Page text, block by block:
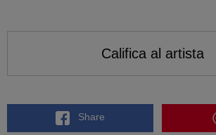
Califica al artista
Share